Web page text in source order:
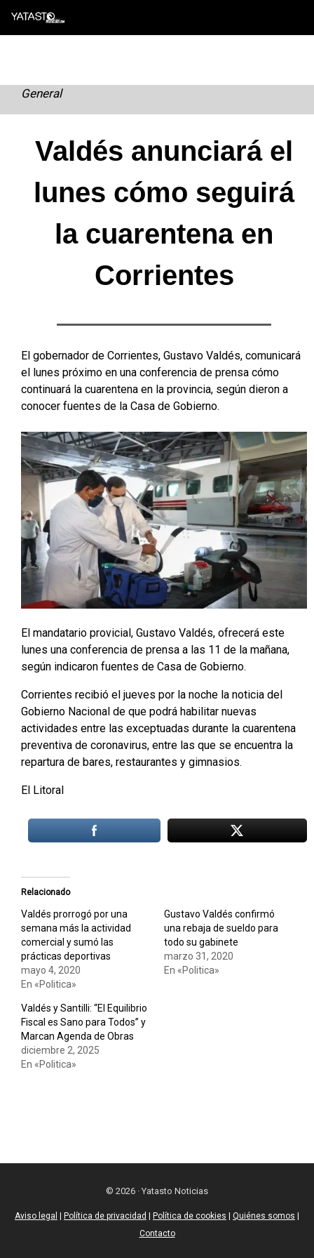
Skip
General
Valdés anunciará el
lunes cómo seguirá
la cuarentena en
Corrientes
El gobernador de Corrientes, Gustavo Valdés, comunicará
el lunes próximo en una conferencia de prensa cómo
continuará la cuarentena en la provincia, según dieron a
conocer fuentes de la Casa de Gobierno.
El mandatario provicial, Gustavo Valdés, ofrecerá este
lunes una conferencia de prensa a las 11 de la mañana,
según indicaron fuentes de Casa de Gobierno.
Corrientes recibió el jueves por la noche la noticia del
Gobierno Nacional de que podrá habilitar nuevas
actividades entre las exceptuadas durante la cuarentena
preventiva de coronavirus, entre las que se encuentra la
repartura de bares, restaurantes y gimnasios.
El Litoral
Relacionado
Valdés prorrogó por una
semana más la actividad
comercial y sumó las
prácticas deportivas
mayo 4, 2020
En «Politica»
Gustavo Valdés confirmó
una rebaja de sueldo para
todo su gabinete
marzo 31, 2020
En «Politica»
Valdés y Santilli: “El Equilibrio
Fiscal es Sano para Todos” y
Marcan Agenda de Obras
diciembre 2, 2025
En «Politica»
© 2026 · Yatasto Noticias
Aviso legal Política de privacidad Política de cookies Quiénes somos
Contacto